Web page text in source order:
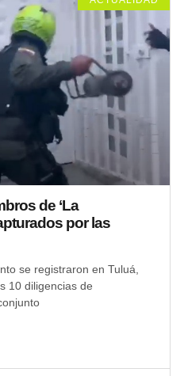
de ‘La
por las
se registraron en Tuluá,
10 diligencias de